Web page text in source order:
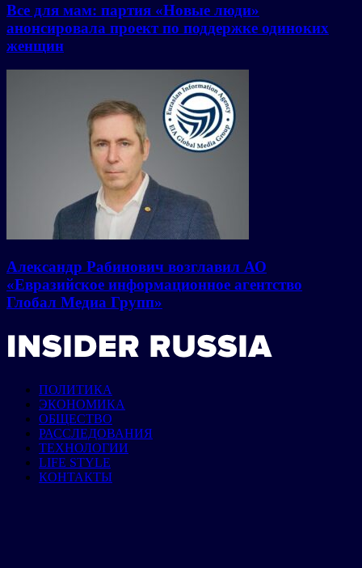
Все для мам: партия «Новые люди»
анонсировала проект по поддержке одиноких
женщин
Александр Рабинович возглавил АО
«Евразийское информационное агентство
Глобал Медиа Групп»
ПОЛИТИКА
ЭКОНОМИКА
ОБЩЕСТВО
РАССЛЕДОВАНИЯ
ТЕХНОЛОГИИ
LIFE STYLE
КОНТАКТЫ